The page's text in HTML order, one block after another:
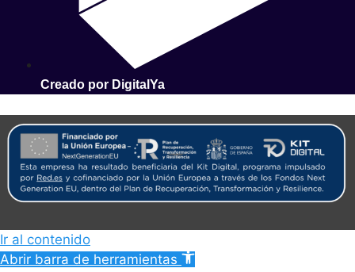
Creado por DigitalYa
Ir al contenido
Abrir barra de herramientas